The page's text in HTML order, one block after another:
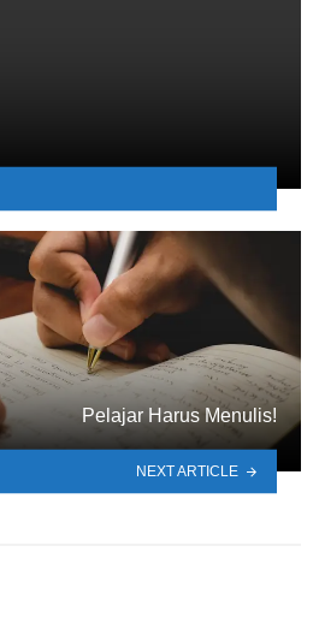
Pelajar Harus Menulis!
NEXT ARTICLE